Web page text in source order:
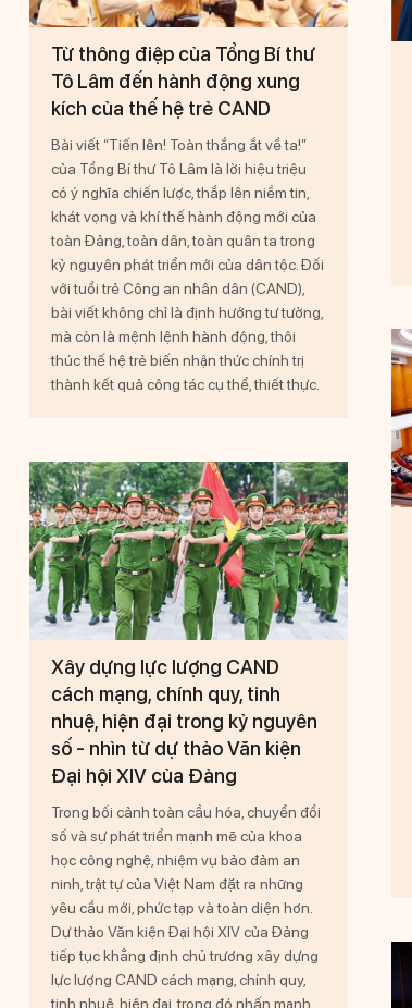
Từ thông điệp của Tổng Bí thư
Tô Lâm đến hành động xung
kích của thế hệ trẻ CAND
Bài viết “Tiến lên! Toàn thắng ắt về ta!”
của Tổng Bí thư Tô Lâm là lời hiệu triệu
có ý nghĩa chiến lược, thắp lên niềm tin,
khát vọng và khí thế hành động mới của
toàn Đảng, toàn dân, toàn quân ta trong
kỷ nguyên phát triển mới của dân tộc. Đối
với tuổi trẻ Công an nhân dân (CAND),
bài viết không chỉ là định hướng tư tưởng,
mà còn là mệnh lệnh hành động, thôi
thúc thế hệ trẻ biến nhận thức chính trị
thành kết quả công tác cụ thể, thiết thực.
Xây dựng lực lượng CAND
cách mạng, chính quy, tinh
nhuệ, hiện đại trong kỷ nguyên
số - nhìn từ dự thảo Văn kiện
Đại hội XIV của Đảng
Trong bối cảnh toàn cầu hóa, chuyển đổi
số và sự phát triển mạnh mẽ của khoa
học công nghệ, nhiệm vụ bảo đảm an
ninh, trật tự của Việt Nam đặt ra những
yêu cầu mới, phức tạp và toàn diện hơn.
Dự thảo Văn kiện Đại hội XIV của Đảng
tiếp tục khẳng định chủ trương xây dựng
lực lượng CAND cách mạng, chính quy,
tinh nhuệ, hiện đại, trong đó nhấn mạnh